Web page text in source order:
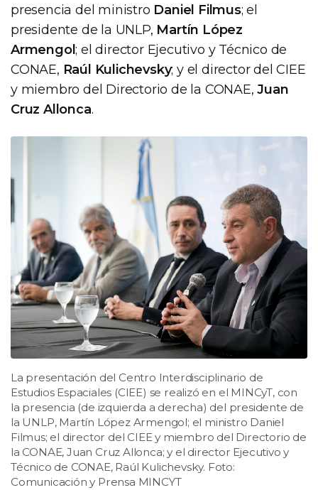
presencia del ministro Daniel Filmus; el
presidente de la UNLP, Martín López
Armengol; el director Ejecutivo y Técnico de
CONAE, Raúl Kulichevsky; y el director del CIEE
y miembro del Directorio de la CONAE,Juan
Cruz Allonca.
La presentación del Centro Interdisciplinario de
Estudios Espaciales (CIEE) se realizó en el MINCyT, con
la presencia (de izquierda a derecha) del presidente de
la UNLP, Martín López Armengol; el ministro Daniel
Filmus; el director del CIEE y miembro del Directorio de
la CONAE, Juan Cruz Allonca; y el director Ejecutivo y
Técnico de CONAE, Raúl Kulichevsky. Foto:
Comunicación y Prensa MINCYT